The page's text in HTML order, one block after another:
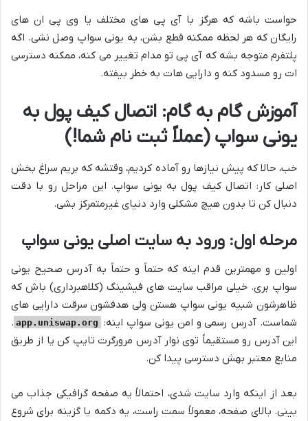
حواست باشه که هرگز با آی پی های مختلف یا وی پی ان های
رایگان که هر لحظه ممکنه قطع بشن، به یونی سواپ وصل نشی. اگه
پلتفرم متوجه بشه که آی پی تو مدام تغییر می کنه، ممکنه دسترسی
ات رو مسدود کنه و دارایی هات به خطر بیفته.
آموزش گام به گام: اتصال کیف پول به
یونی سواپ (عملاً ثبت نام شما!)
خب، حالا که پیش نیازها رو آماده کردیم، وقتشه که بریم سراغ بخش
اصلی کار: اتصال کیف پول به یونی سواپ. این مراحل رو با دقت
دنبال کن تا بدون هیچ مشکلی وارد دنیای غیرمتمرکز بشی.
مرحله اول: ورود به سایت اصلی یونی سواپ
اولین و مهمترین قدم اینه که حتماً و حتماً به آدرس صحیح یونی
سواپ بری. خیلی مراقب سایت های فیشینگ (کلاهبرداری) باش که
ظاهرشون شبیه یونی سواپ هستن ولی هدفشون سرقت دارایی های
شماست. آدرس رسمی و امن یونی سواپ اینه: app.uniswap.org
.
این آدرس رو مستقیماً توی نوار آدرس مرورگرت تایپ کن یا از طریق
منابع معتبر بهش دسترسی پیدا کن.
بعد از اینکه وارد سایت شدی، احتمالاً یه صفحه گرافیکی جذاب می
بینی. بالای صفحه، معمولاً سمت راست، یه دکمه یا گزینه برای شروع